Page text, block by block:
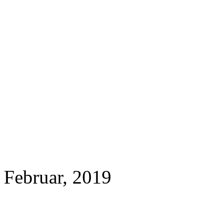
Februar, 2019